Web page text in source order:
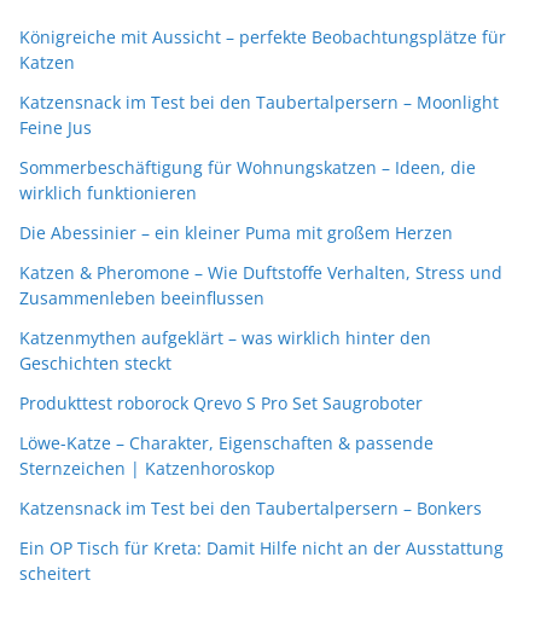
Königreiche mit Aussicht – perfekte Beobachtungsplätze für
Katzen
Katzensnack im Test bei den Taubertalpersern – Moonlight
Feine Jus
Sommerbeschäftigung für Wohnungskatzen – Ideen, die
wirklich funktionieren
Die Abessinier – ein kleiner Puma mit großem Herzen
Katzen & Pheromone – Wie Duftstoffe Verhalten, Stress und
Zusammenleben beeinflussen
Katzenmythen aufgeklärt – was wirklich hinter den
Geschichten steckt
Produkttest roborock Qrevo S Pro Set Saugroboter
Löwe-Katze – Charakter, Eigenschaften & passende
Sternzeichen | Katzenhoroskop
Katzensnack im Test bei den Taubertalpersern – Bonkers
Ein OP Tisch für Kreta: Damit Hilfe nicht an der Ausstattung
scheitert